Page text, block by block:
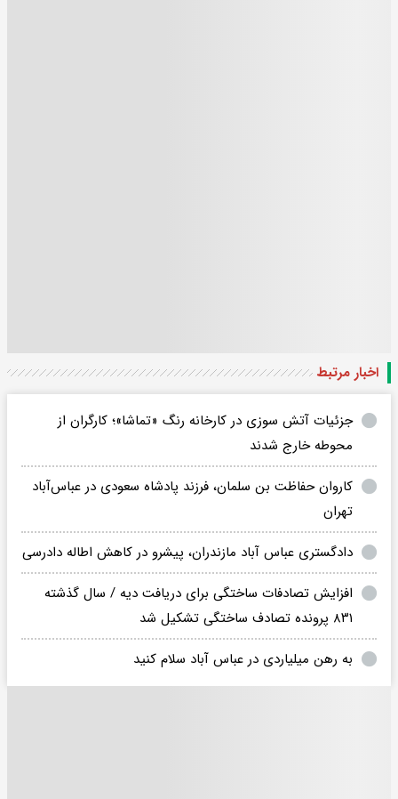
اخبار مرتبط
جزئیات آتش سوزی در کارخانه رنگ «تماشا»؛ کارگران از
محوطه خارج شدند
کاروان حفاظت بن سلمان، فرزند پادشاه سعودی در عباس‌آباد
تهران
دادگستری عباس آباد مازندران، پیشرو در کاهش اطاله دادرسی
افزایش تصادفات ساختگی برای دریافت دیه / سال گذشته
۸۳۱ پرونده تصادف ساختگی تشکیل شد
به رهن میلیاردی در عباس آباد سلام کنید